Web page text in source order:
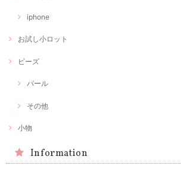
iphone
お試し小ロット
ビーズ
パール
その他
小物
Information